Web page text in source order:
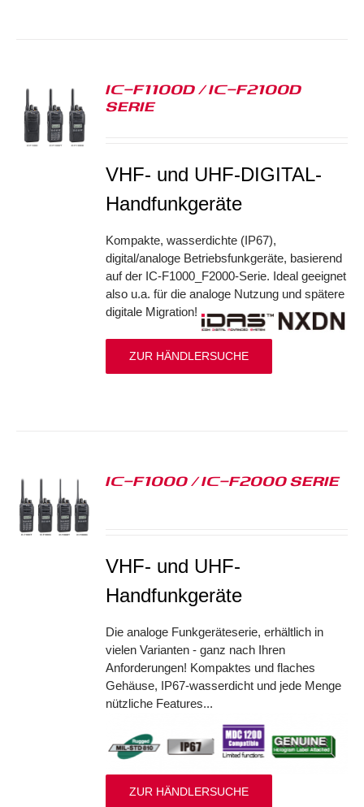
IC-F1100D / IC-F2100D
SERIE
VHF- und UHF-DIGITAL-
Handfunkgeräte
Kompakte, wasserdichte (IP67),
digital/analoge Betriebsfunkgeräte, basierend
auf der IC-F1000_F2000-Serie. Ideal geeignet
also u.a. für die analoge Nutzung und spätere
digitale Migration!
ZUR HÄNDLERSUCHE
IC-F1000 / IC-F2000 SERIE
VHF- und UHF-
Handfunkgeräte
Die analoge Funkgeräteserie, erhältlich in
vielen Varianten - ganz nach Ihren
Anforderungen! Kompaktes und flaches
Gehäuse, IP67-wasserdicht und jede Menge
nützliche Features...
ZUR HÄNDLERSUCHE